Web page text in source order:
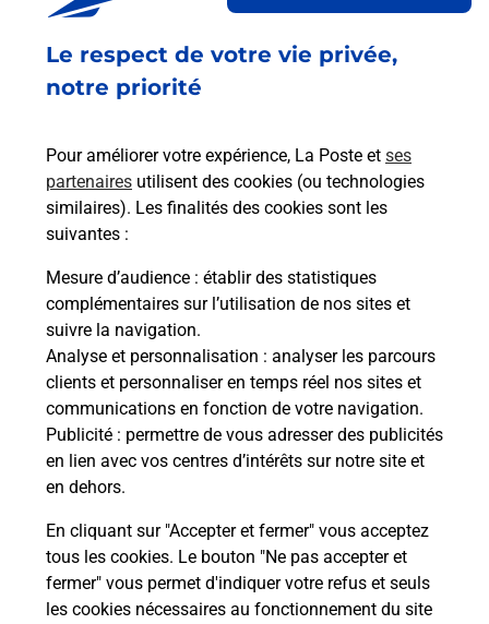
Le respect de votre vie privée,
notre priorité
Pour améliorer votre expérience, La Poste et ses
partenaires utilisent des cookies (ou technologies
similaires). Les finalités des cookies sont les
suivantes :
Mesure d’audience : établir des statistiques
complémentaires sur l’utilisation de nos sites et
suivre la navigation.
Analyse et personnalisation : analyser les parcours
clients et personnaliser en temps réel nos sites et
communications en fonction de votre navigation.
Publicité : permettre de vous adresser des publicités
en lien avec vos centres d’intérêts sur notre site et
en dehors.
En cliquant sur "Accepter et fermer" vous acceptez
tous les cookies. Le bouton "Ne pas accepter et
fermer" vous permet d'indiquer votre refus et seuls
les cookies nécessaires au fonctionnement du site
La Poste
en ligne
Ouvert 24h/24
Recherchez un autre point de contact
Questions fréquemment posées
Quel réseau utilise La Poste Mobile ?
Est-ce que je peux garder mon
Est-ce que je peux bénéficier de la 5G
avec La Poste Mobile ?